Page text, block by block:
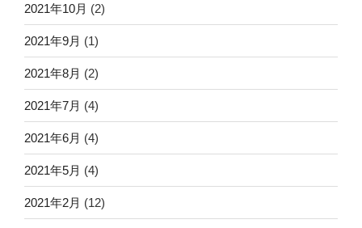
2021年10月 (2)
2021年9月 (1)
2021年8月 (2)
2021年7月 (4)
2021年6月 (4)
2021年5月 (4)
2021年2月 (12)